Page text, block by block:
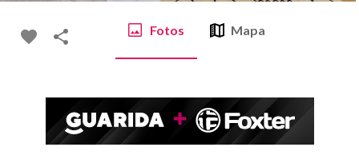
Fotos Mapa